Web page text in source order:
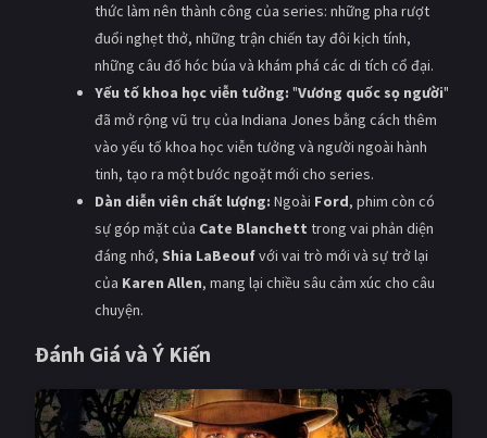
thức làm nên thành công của series: những pha rượt
đuổi nghẹt thở, những trận chiến tay đôi kịch tính,
những câu đố hóc búa và khám phá các di tích cổ đại.
Yếu tố khoa học viễn tưởng: "Vương quốc sọ người"
đã mở rộng vũ trụ của Indiana Jones bằng cách thêm
vào yếu tố khoa học viễn tưởng và người ngoài hành
tinh, tạo ra một bước ngoặt mới cho series.
Dàn diễn viên chất lượng: Ngoài Ford, phim còn có
sự góp mặt của Cate Blanchett trong vai phản diện
đáng nhớ, Shia LaBeoufvới vai trò mới và sự trở lại
của Karen Allen, mang lại chiều sâu cảm xúc cho câu
chuyện.
Đánh Giá và Ý Kiến